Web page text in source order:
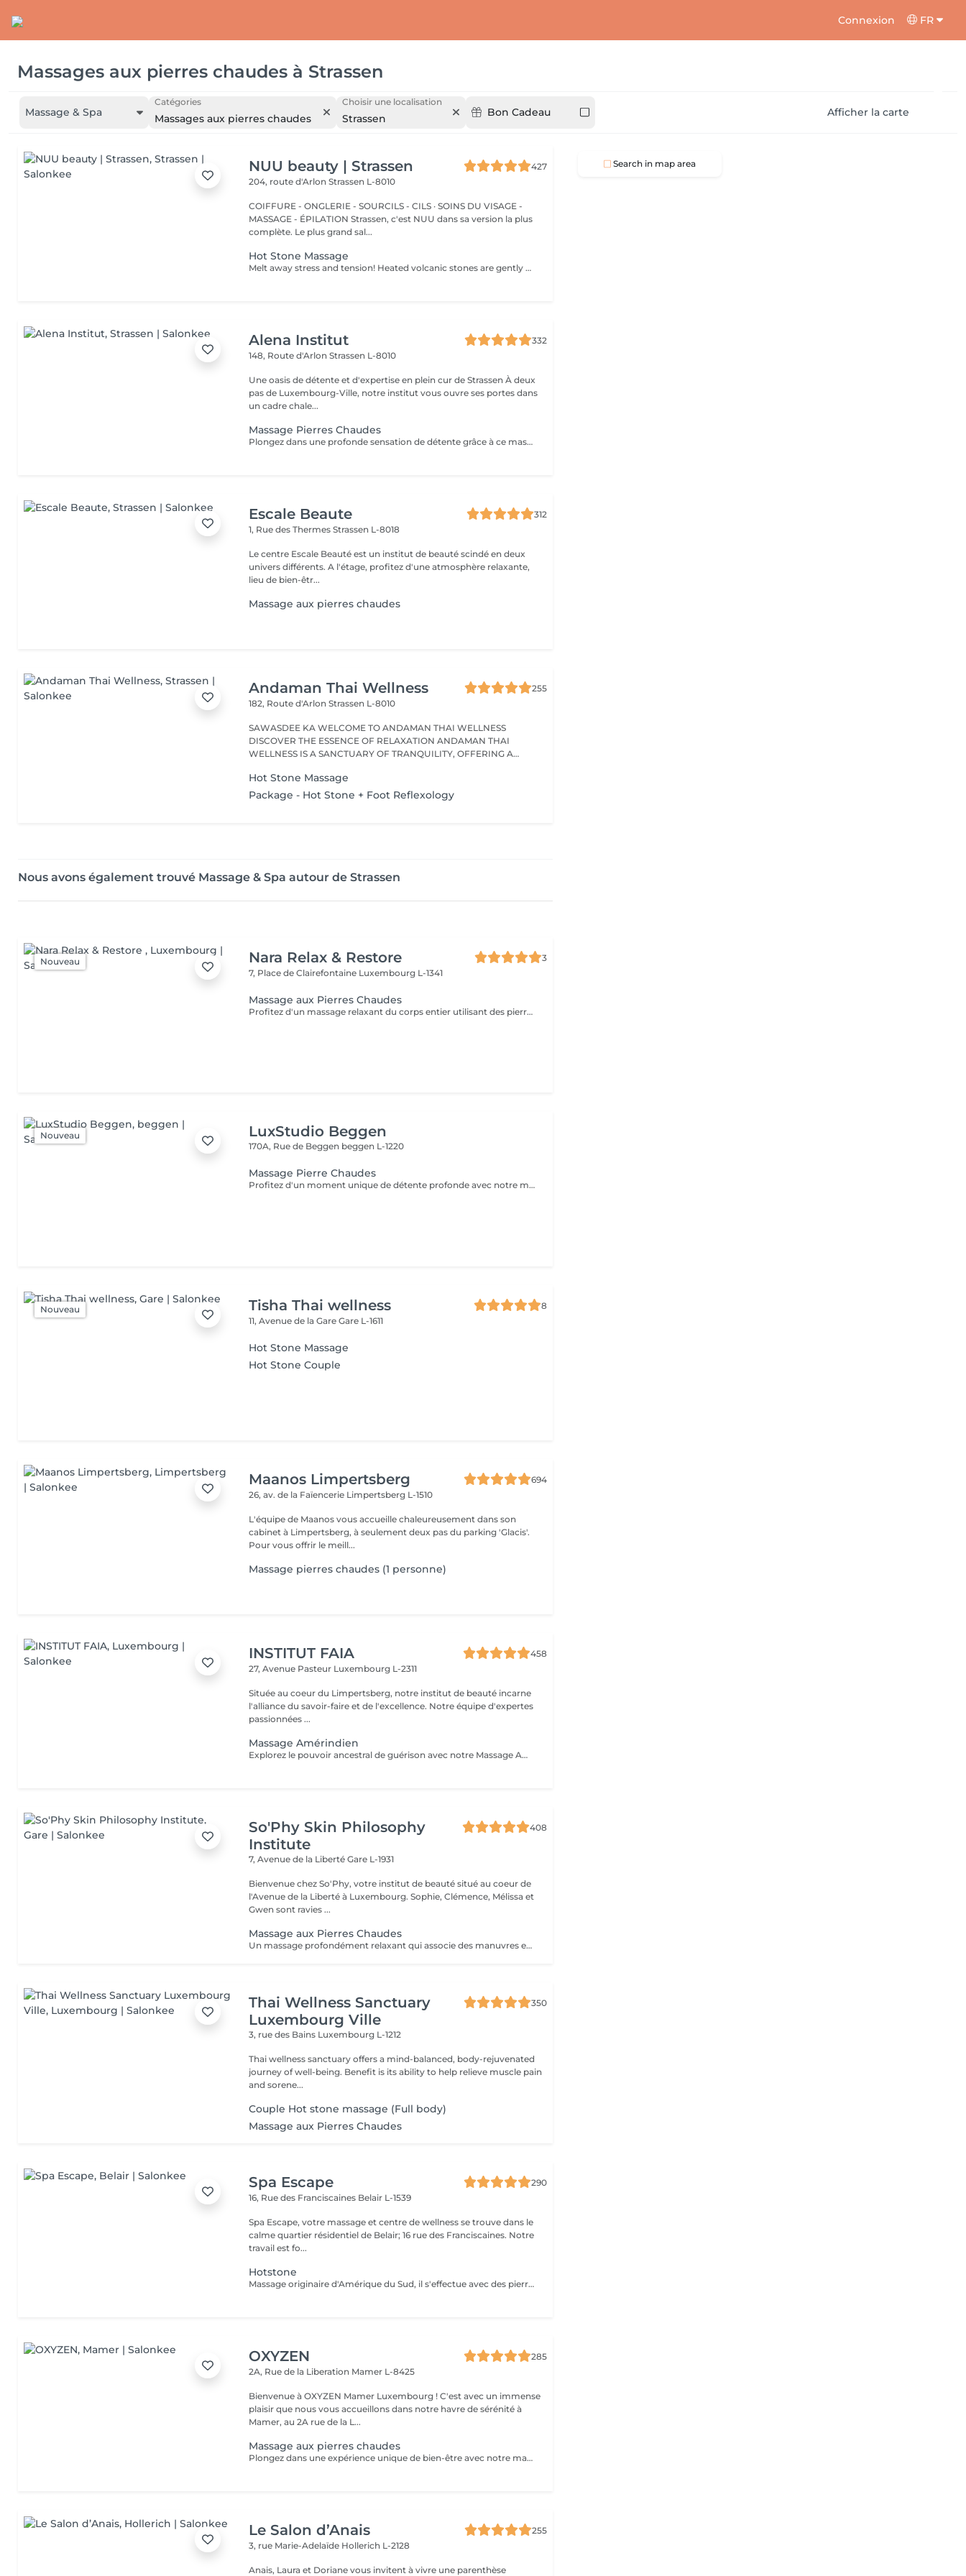
Connexion FR
Massages aux pierres chaudes à Strassen
Massage & Spa
Catégories
Massages aux pierres chaudes
Choisir une localisation
Strassen Bon Cadeau Afficher la carte
NUU beauty | Strassen
427
204, route d'ArlonStrassen L-8010
COIFFURE - ONGLERIE - SOURCILS - CILS · SOINS DU VISAGE -
MASSAGE - ÉPILATION Strassen, c'est NUU dans sa version la plus
complète. Le plus grand sal...
Hot Stone Massage
Melt away stress and tension! Heated volcanic stones are gently placed and massaged over the body to warm the muscles, increase circulation, and promote a deep state of relaxation. Perfect for relieving tension, easing anxiety, and restoring inner calm. Age restrictions: there are no age restrictions for this procedure. Post procedure recommendations: do not do sport and any sharp movements 2-3 hours after the procedure. Frequency: 1-2 times per week, 10 times in total. Repeat once in 3-6 months.
Alena Institut
332
148, Route d'ArlonStrassen L-8010
Une oasis de détente et d'expertise en plein cur de Strassen À deux
pas de Luxembourg-Ville, notre institut vous ouvre ses portes dans
un cadre chale...
Massage Pierres Chaudes
Plongez dans une profonde sensation de détente grâce à ce massage enveloppant réalisé avec des pierres volcaniques chaudes. La chaleur diffuse apaise les tensions musculaires, améliore la circulation et procure un bien-être incomparable. Un soin cocooning idéal pour relâcher le corps, calmer l'esprit et retrouver une harmonie totale.
Escale Beaute
312
1, Rue des ThermesStrassen L-8018
Le centre Escale Beauté est un institut de beauté scindé en deux
univers différents. A l'étage, profitez d'une atmosphère relaxante,
lieu de bien-êtr...
Massage aux pierres chaudes
Andaman Thai Wellness
255
182, Route d'ArlonStrassen L-8010
SAWASDEE KA WELCOME TO ANDAMAN THAI WELLNESS
DISCOVER THE ESSENCE OF RELAXATION ANDAMAN THAI
WELLNESS IS A SANCTUARY OF TRANQUILITY, OFFERING A
Hot Stone Massage
Package - Hot Stone + Foot Reflexology
Nous avons également trouvé Massage & Spa autour de Strassen
Nouveau Nara Relax & Restore
3
7, Place de Clairefontaine Luxembourg L-1341
Massage aux Pierres Chaudes
Profitez d'un massage relaxant du corps entier utilisant des pierres volcaniques chauffées et des huiles naturelles chaudes. La chaleur douce aide à détendre les muscles, stimuler la circulation, réduire le stress et procurer une profonde sensation de bien-être et de sérénité.
Nouveau LuxStudio Beggen
170A, Rue de Beggen beggen L-1220
Massage Pierre Chaudes
Profitez d'un moment unique de détente profonde avec notre massage aux pierres chaudes, disponible en séances de 60 ou 90 minutes. Nos esthéticiennes spécialisées appliquent des pierres de basalte chauffées stratégiquement le long du corps, en combinant des mouvements doux et des techniques traditionnelles de massage. La chaleur des pierres pénètre profondément dans les muscles, favorisant la détente et le soulagement des tensions. En plus des bienfaits physiques, tels que l'amélioration de la circulation sanguine et le soulagement des douleurs musculaires, la thérapie contribue à l'équilibre mental en réduisant le stress et l'anxiété. La combinaison unique de chaleur et de massage offre une expérience thérapeutique complète, revitalisant à la fois le corps et l'esprit. Laissez-vous envelopper par la chaleur réconfortante des pierres et embarquez pour un voyage vers le bien-être total. Le temps de préparation et d'installation de la cliente est inclus dans la période choisie, garantissant que chaque minute soit dédiée à votre bien-être.
Nouveau Tisha Thai wellness
8
11, Avenue de la GareGare L-1611
Hot Stone Massage
Hot Stone Couple
Maanos Limpertsberg
694
26, av. de la Faïencerie Limpertsberg L-1510
L'équipe de Maanos vous accueille chaleureusement dans son
cabinet à Limpertsberg, à seulement deux pas du parking 'Glacis'.
Pour vous offrir le meill...
Massage pierres chaudes (1 personne)
INSTITUT FAIA
458
27, Avenue Pasteur Luxembourg L-2311
Située au coeur du Limpertsberg, notre institut de beauté incarne
l'alliance du savoir-faire et de l'excellence. Notre équipe d'expertes
passionnées ...
Massage Amérindien
Explorez le pouvoir ancestral de guérison avec notre Massage Amérindien aux Pierres Chaudes. Plongez dans une expérience où la sagesse des traditions amérindiennes se marie à la chaleur bienfaisante des pierres. Les pierres chaudes, soigneusement positionnées le long de votre corps, libèrent une énergie apaisante qui soulage les tensions musculaires et stimule la circulation. Les mouvements rituels et les propriétés énergisantes des pierres créent une harmonie unique entre le physique et le spirituel. Laissez-vous emporter par la chaleur réconfortante et les bienfaits revitalisants de notre Massage Amérindien avec des pierres chaudes.
So'Phy Skin Philosophy
Institute
408
7, Avenue de la LibertéGare L-1931
Bienvenue chez So'Phy, votre institut de beauté situé au coeur de
l'Avenue de la Liberté à Luxembourg. Sophie, Clémence, Mélissa et
Gwen sont ravies ...
Massage aux Pierres Chaudes
Un massage profondément relaxant qui associe des manuvres enveloppantes à la chaleur des pierres volcaniques. La chaleur diffuse permet de relâcher les tensions musculaires en profondeur, favorise la détente et procure une sensation immédiate de lâcher-prise. Les mouvements lents et harmonieux accompagnent le corps vers un état de relaxation intense, tout en améliorant la circulation et la sensation de légèreté. Un soin idéal pour se détendre profondément, relâcher le stress et retrouver un équilibre entre le corps et l'esprit.
Thai Wellness Sanctuary
Luxembourg Ville
350
3, rue des Bains Luxembourg L-1212
Thai wellness sanctuary offers a mind-balanced, body-rejuvenated
journey of well-being. Benefit is its ability to help relieve muscle pain
and sorene...
Couple Hot stone massage (Full body)
Massage aux Pierres Chaudes
Spa Escape
290
16, Rue des Franciscaines Belair L-1539
Spa Escape, votre massage et centre de wellness se trouve dans le
calme quartier résidentiel de Belair; 16 rue des Franciscaines. Notre
travail est fo...
Hotstone
Massage originaire d'Amérique du Sud, il s'effectue avec des pierres volcaniques chaudes et des manoeuvres manuelles permettant au corps une détente musculaire et sensorielle très profonde. Vous ressortirez apaisé, rechargé et plein d'énergie
OXYZEN
285
2A, Rue de la Liberation Mamer L-8425
Bienvenue à OXYZEN Mamer Luxembourg ! C'est avec un immense
plaisir que nous vous accueillons dans notre havre de sérénité à
Mamer, au 2A rue de la L...
Massage aux pierres chaudes
Plongez dans une expérience unique de bien-être avec notre massage aux pierres chaudes. Cette pratique traditionnelle repose sur l'utilisation de pierres de basalte chauffées dans un bain d'eau chaude à température constante. Ces pierres sont ensuite utilisées pour induire des effets physiologiques de détente et de détoxification pendant le massage. Allongé(e) sur les pierres, enveloppé(e) dans un drap adapté à votre morphologie, vous ressentirez une chaleur enveloppante, une véritable sensation de mini-sauna, idéale pour vous réchauffer en hiver. Ce soin unique vous plongera dans une expérience sensorielle exceptionnelle, combinant des sensations contrastées, des stimuli répétés et une profonde relaxation. Le massage aux pierres chaudes diffère considérablement des massages manuels traditionnels, offrant une expérience inoubliable. Soins proposé uniquement de fin octobre à Mars afin de pouvoir bénéficier de tous les bienfaits de celui-ci Pour prolonger ces moments de bien-être, nous vous invitons à découvrir nos cartes FORFAITS, conçues pour vous offrir des avantages exclusifs. Pour plus d'informations, visitez notre page Forfaits. Parfait aussi comme idée cadeau sur mesure. Pour en savoir plus, cliquez ici : https://www.oxyzen.lu Veuillez noter que ce massage est déconseillé aux femmes enceintes. Avertissement : Nos soins sont dédiés au bien-être et à la relaxation. Ils ne remplacent pas un suivi médical et ne relèvent pas de la kinésithérapie.
Le Salon d’Anais
255
3, rue Marie-Adelaïde Hollerich L-2128
Anais, Laura et Doriane vous invitent à vivre une parenthèse
Search in map area